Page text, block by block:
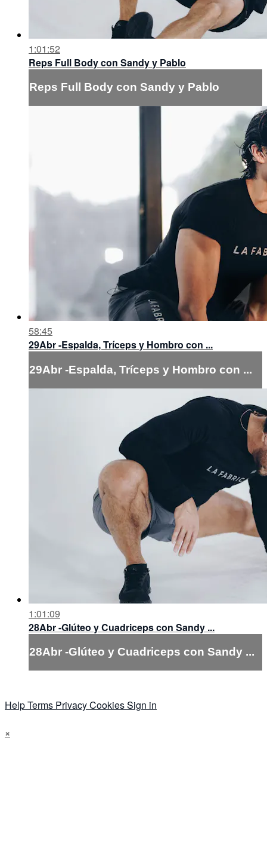
1:01:52
Reps Full Body con Sandy y Pablo
Reps Full Body con Sandy y Pablo
58:45
29Abr -Espalda, Tríceps y Hombro con ...
29Abr -Espalda, Tríceps y Hombro con ...
1:01:09
28Abr -Glúteo y Cuadriceps con Sandy ...
28Abr -Glúteo y Cuadriceps con Sandy ...
HelpTerms PrivacyCookiesSign in
×